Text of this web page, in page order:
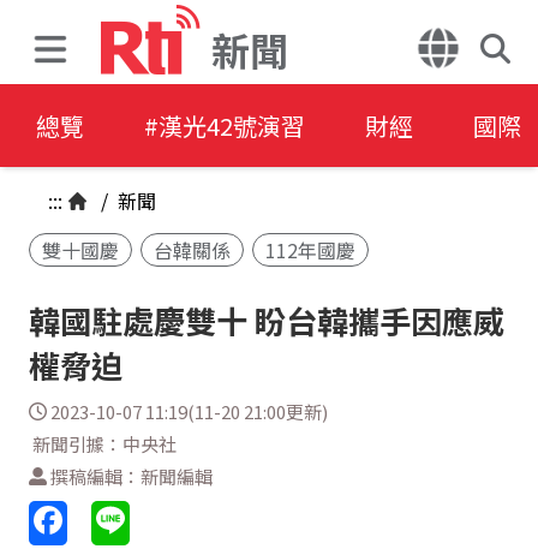
新聞
總覽 #漢光42號演習 財經 國際
::: / 新聞
雙十國慶
台韓關係 112年國慶
韓國駐處慶雙十 盼台韓攜手因應威
權脅迫
2023-10-07 11:19(11-20 21:00更新)
新聞引據：中央社
撰稿編輯：新聞編輯